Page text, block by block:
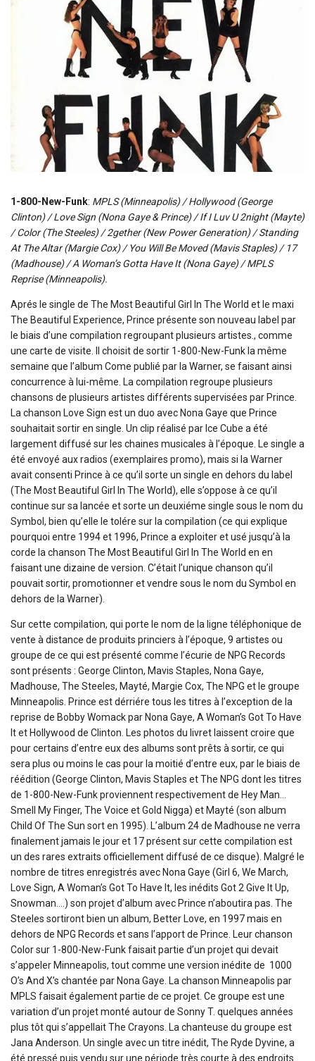
1-800-New-Funk: MPLS (Minneapolis) / Hollywood (George
Clinton) / Love Sign (Nona Gaye & Prince) / If I Luv U 2night (Mayte)
/ Color (The Steeles) / 2gether (New Power Generation) / Standing
At The Altar (Margie Cox) / You Will Be Moved (Mavis Staples) / 17
(Madhouse) / A Woman’s Gotta Have It (Nona Gaye) / MPLS
Reprise (Minneapolis).
Aprés le single de The Most Beautiful Girl In The World et le maxi
The Beautiful Experience, Prince présente son nouveau label par
le biais d’une compilation regroupant plusieurs artistes., comme
une carte de visite. Il choisit de sortir 1-800-New-Funk la même
semaine que l’album Come publié par la Warner, se faisant ainsi
concurrence à lui-même. La compilation regroupe plusieurs
chansons de plusieurs artistes différents supervisées par Prince.
La chanson Love Sign est un duo avec Nona Gaye que Prince
souhaitait sortir en single. Un clip réalisé par Ice Cube a été
largement diffusé sur les chaines musicales à l’époque. Le single a
été envoyé aux radios (exemplaires promo), mais si la Warner
avait consenti Prince à ce qu’il sorte un single en dehors du label
(The Most Beautiful Girl In The World), elle s’oppose à ce qu’il
continue sur sa lancée et sorte un deuxiéme single sous le nom du
Symbol, bien qu’elle le tolére sur la compilation (ce qui explique
pourquoi entre 1994 et 1996, Prince a exploiter et usé jusqu’à la
corde la chanson The Most Beautiful Girl In The World en en
faisant une dizaine de version. C’était l’unique chanson qu’il
pouvait sortir, promotionner et vendre sous le nom du Symbol en
dehors de la Warner).
Sur cette compilation, qui porte le nom de la ligne téléphonique de
vente à distance de produits princiers à l’époque, 9 artistes ou
groupe de ce qui est présenté comme l’écurie de NPG Records
sont présents : George Clinton, Mavis Staples, Nona Gaye,
Madhouse, The Steeles, Mayté, Margie Cox, The NPG et le groupe
Minneapolis. Prince est dérriére tous les titres à l’exception de la
reprise de Bobby Womack par Nona Gaye, A Woman’s Got To Have
It et Hollywood de Clinton. Les photos du livret laissent croire que
pour certains d’entre eux des albums sont prêts à sortir, ce qui
sera plus ou moins le cas pour la moitié d’entre eux, par le biais de
réédition (George Clinton, Mavis Staples et The NPG dont les titres
de 1-800-New-Funk proviennent respectivement de Hey Man…
Smell My Finger, The Voice et Gold Nigga) et Mayté (son album
Child Of The Sun sort en 1995). L’album 24 de Madhouse ne verra
finalement jamais le jour et 17 présent sur cette compilation est
un des rares extraits officiellement diffusé de ce disque). Malgré le
nombre de titres enregistrés avec Nona Gaye (Girl 6, We March,
Love Sign, A Woman’s Got To Have It, les inédits Got 2 Give It Up,
Snowman….) son projet d’album avec Prince n’aboutira pas. The
Steeles sortiront bien un album, Better Love, en 1997 mais en
dehors de NPG Records et sans l’apport de Prince. Leur chanson
Color sur 1-800-New-Funk faisait partie d’un projet qui devait
s’appeler Minneapolis, tout comme une version inédite de 1000
O’s And X’s chantée par Nona Gaye. La chanson Minneapolis par
MPLS faisait également partie de ce projet. Ce groupe est une
variation d’un projet monté autour de Sonny T. quelques années
plus tôt qui s’appellait The Crayons. La chanteuse du groupe est
Jana Anderson. Un single avec un titre inédit, The Ryde Dyvine, a
été pressé puis vendu sur une période très courte à des endroits